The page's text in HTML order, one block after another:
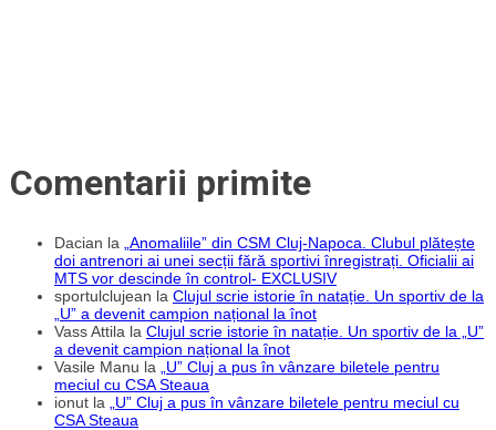
Comentarii primite
Dacian la
„Anomaliile” din CSM Cluj-Napoca. Clubul plătește
doi antrenori ai unei secții fără sportivi înregistrați. Oficialii ai
MTS vor descinde în control- EXCLUSIV
sportulclujean la Clujul scrie istorie în natație. Un sportiv de la
„U” a devenit campion național la înot
Vass Attila la Clujul scrie istorie în natație. Un sportiv de la „U”
a devenit campion național la înot
Vasile Manu la
„U” Cluj a pus în vânzare biletele pentru
meciul cu CSA Steaua
ionut la
„U” Cluj a pus în vânzare biletele pentru meciul cu
CSA Steaua